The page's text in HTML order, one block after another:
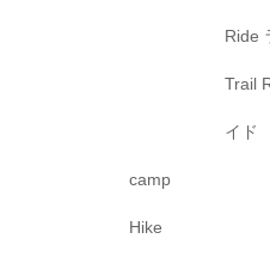
Ride
Trail
イド
camp
Hike